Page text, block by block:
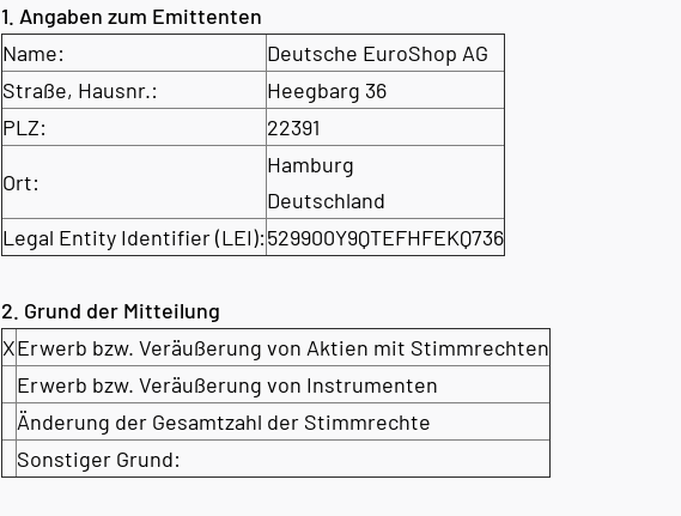
1. Angaben zum Emittenten
Name:
Deutsche EuroShop AG
Straße, Hausnr.:
Heegbarg 36
PLZ:
22391
Ort:
Hamburg
Deutschland
Legal Entity Identifier (LEI):529900Y9QTEFHFEKQ736
2. Grund der Mitteilung
XErwerb bzw. Veräußerung von Aktien mit Stimmrechten
Erwerb bzw. Veräußerung von Instrumenten
Änderung der Gesamtzahl der Stimmrechte
Sonstiger Grund: